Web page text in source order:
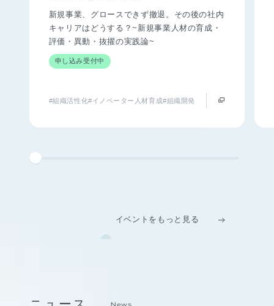
新規事業、グロースできず撤退。その後の社内
キャリアはどうする？~新規事業人材の育成・
評価・異動・抜擢の実践論~
申し込み受付中
#組織活性化#イノベーター人材育成#組織開発
イベントをもっと見る
News